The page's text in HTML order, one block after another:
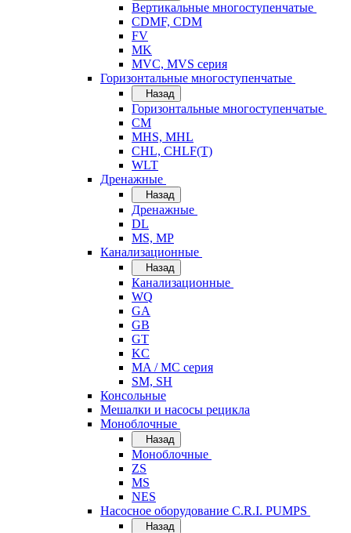
Вертикальные многоступенчатые
CDMF, CDM
FV
MK
MVC, MVS серия
Горизонтальные многоступенчатые
Назад
Горизонтальные многоступенчатые
CM
MHS, MHL
CHL, CHLF(T)
WLT
Дренажные
Назад
Дренажные
DL
MS, MP
Канализационные
Назад
Канализационные
WQ
GA
GB
GT
KC
MA / MC серия
SM, SH
Консольные
Мешалки и насосы рецикла
Моноблочные
Назад
Моноблочные
ZS
MS
NES
Насосное оборудование C.R.I. PUMPS
Назад